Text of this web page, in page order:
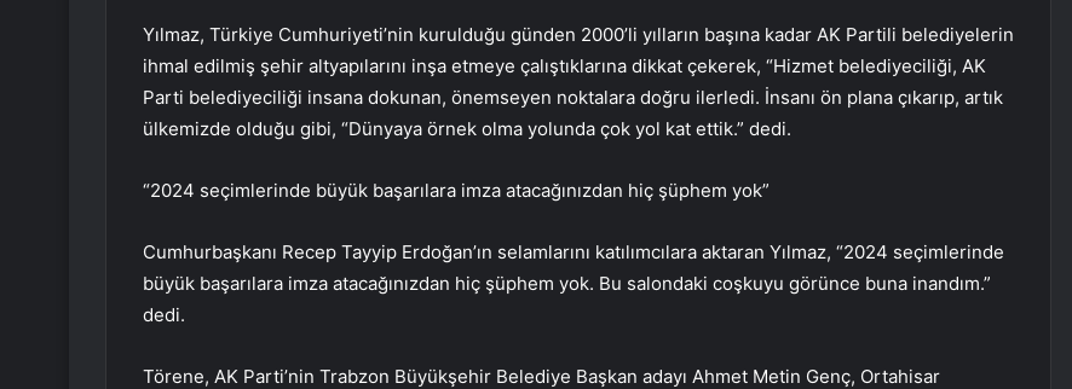
Yılmaz, Türkiye Cumhuriyeti’nin kurulduğu günden 2000’li yılların başına kadar AK Partili belediyelerin
ihmal edilmiş şehir altyapılarını inşa etmeye çalıştıklarına dikkat çekerek, “Hizmet belediyeciliği, AK
Parti belediyeciliği insana dokunan, önemseyen noktalara doğru ilerledi. İnsanı ön plana çıkarıp, artık
ülkemizde olduğu gibi, “Dünyaya örnek olma yolunda çok yol kat ettik.” dedi.
“2024 seçimlerinde büyük başarılara imza atacağınızdan hiç şüphem yok”
Cumhurbaşkanı Recep Tayyip Erdoğan’ın selamlarını katılımcılara aktaran Yılmaz, “2024 seçimlerinde
büyük başarılara imza atacağınızdan hiç şüphem yok. Bu salondaki coşkuyu görünce buna inandım.”
dedi.
Törene, AK Parti’nin Trabzon Büyükşehir Belediye Başkan adayı Ahmet Metin Genç, Ortahisar